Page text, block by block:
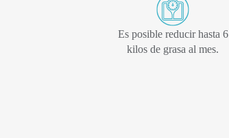
Es posible reducir hasta 6
kilos de grasa al mes.